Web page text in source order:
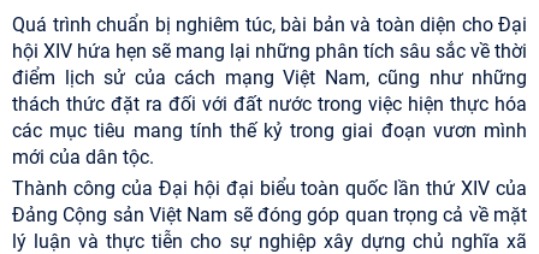
Quá trình chuẩn bị nghiêm túc, bài bản và toàn diện cho Đại
hội XIV hứa hẹn sẽ mang lại những phân tích sâu sắc về thời
điểm lịch sử của cách mạng Việt Nam, cũng như những
thách thức đặt ra đối với đất nước trong việc hiện thực hóa
các mục tiêu mang tính thế kỷ trong giai đoạn vươn mình
mới của dân tộc.
Thành công của Đại hội đại biểu toàn quốc lần thứ XIV của
Đảng Cộng sản Việt Nam sẽ đóng góp quan trọng cả về mặt
lý luận và thực tiễn cho sự nghiệp xây dựng chủ nghĩa xã